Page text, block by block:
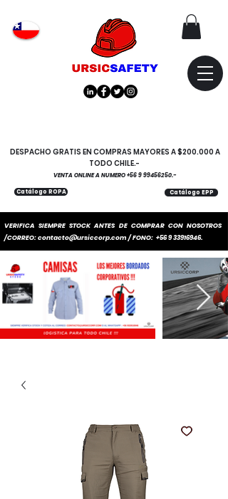
VERIFICA SIEMPRE STOCK ANTES DE COMPRAR CON NOSOTROS
/CORREO:contacto@ursiccorp.com/ FONO: +56 9 33916946.
Catálogo EPP
Catálogo ROPA
DESPACHO GRATIS EN COMPRAS MAYORES A $200.000 A
TODO CHILE.-
VENTA ONLINE A NUMERO+56 9 99456250.-